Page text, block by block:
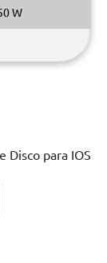
W
Disco para IOS